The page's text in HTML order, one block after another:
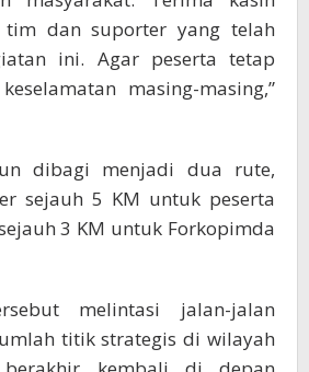
tim dan suporter yang telah
ini. Agar peserta tetap
masing-masing,”
dibagi menjadi dua rute,
sejauh 5 KM untuk peserta
3 KM untuk Forkopimda
melintasi jalan-jalan
titik strategis di wilayah